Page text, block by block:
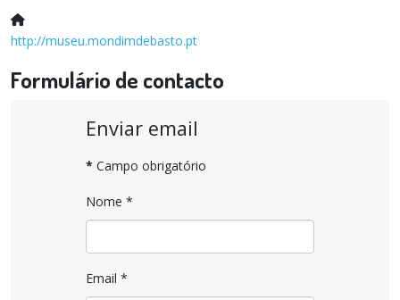
Sítio:
http://museu.mondimdebasto.pt
Formulário de contacto
Enviar email
* Campo obrigatório
Nome *
Email *